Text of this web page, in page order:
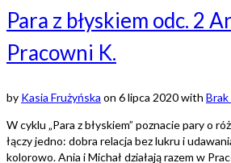
Para z błyskiem odc. 2
Pracowni K.
by Kasia Frużyńska on 6 lipca 2020with
W cyklu „Para z błyskiem” poznacie pary o
łączy jedno: dobra relacja bez lukru i
kolorowo. Ania i Michał działają razem w